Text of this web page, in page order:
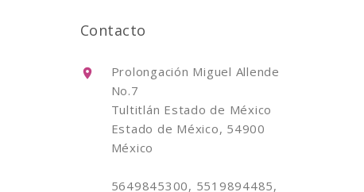
Contacto
Prolongación Miguel Allende
No.7
Tultitlán Estado de México
Estado de México, 54900
México
5649845300, 5519894485,